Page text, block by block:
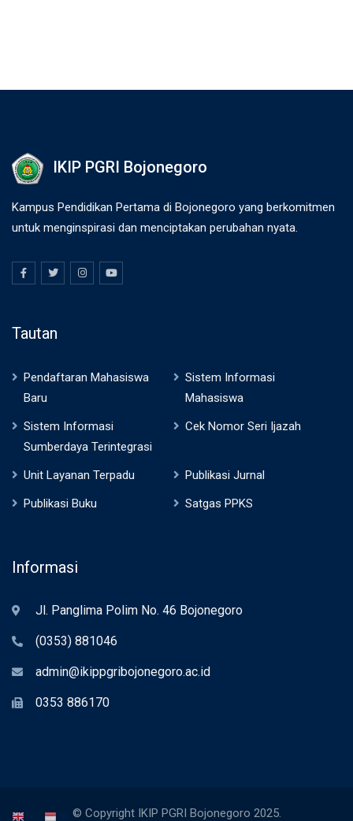
IKIP PGRI Bojonegoro
Kampus Pendidikan Pertama di Bojonegoro yang berkomitmen
untuk menginspirasi dan menciptakan perubahan nyata.
Tautan
Pendaftaran Mahasiswa
Baru
Sistem Informasi
Mahasiswa
Sistem Informasi
Sumberdaya Terintegrasi
Cek Nomor Seri Ijazah
Unit Layanan Terpadu
Publikasi Jurnal
Publikasi Buku
Satgas PPKS
Informasi
Jl. Panglima Polim No. 46 Bojonegoro
(0353) 881046
admin@ikippgribojonegoro.ac.id
0353 886170
© Copyright IKIP PGRI Bojonegoro 2025.